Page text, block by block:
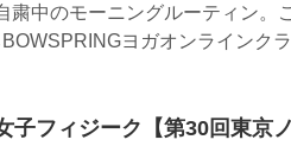
粛中のモーニングルーティン。
ヨガオンラインク
子フィジーク【第30回東京